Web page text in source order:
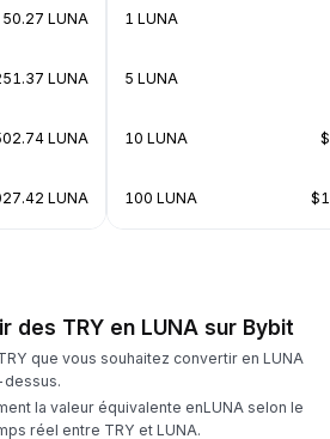
50.27 LUNA
LUNA
LUNA
LUNA
1 LUNA
5 LUNA
10 LUNA
100 LUNA
des TRY en LUNA sur Bybit
que vous souhaitez convertir en LUNA
dessus.
la valeur équivalente enLUNA selon le
réel entre TRY et LUNA.